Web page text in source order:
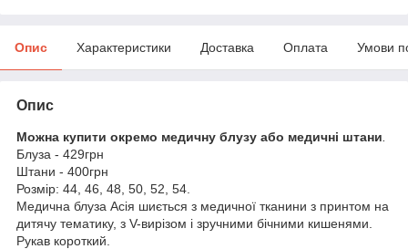
Опис Характеристики Доставка Оплата Умови
Опис
Можна купити окремо медичну блузу або медичні штани
Блуза - 429грн
Штани - 400грн
Розмір: 44, 46, 48, 50, 52, 54.
Медична блуза Асія шиється з медичної тканини з принтом на
дитячу тематику, з V-вирізом і зручними бічними кишенями.
Рукав короткий.